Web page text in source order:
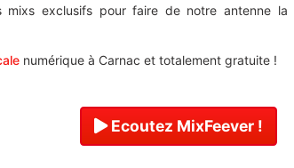
mixs exclusifs pour faire de notre antenne la
numérique à Carnac et totalement gratuite !
Ecoutez MixFeever !